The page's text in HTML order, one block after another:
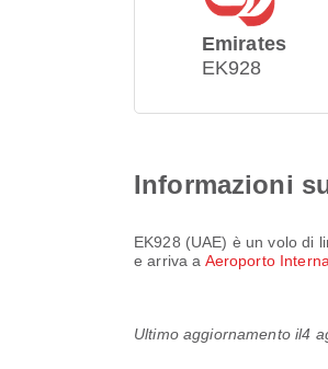
Emirates
EK928
Informazioni
EK928 (UAE) è un volo di
e arriva a Aeroporto
Ultimo aggiornamento il4